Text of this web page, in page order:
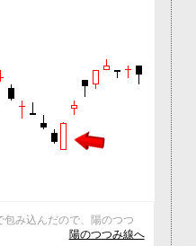
み込んだので、陽のつつ
陽のつつみ線へ